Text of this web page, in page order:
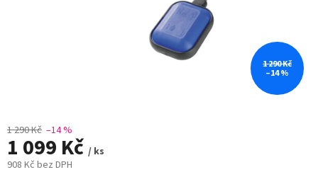
1 290 Kč
–14 %
1 290 Kč –14 %
1 099 Kč / ks
908 Kč bez DPH